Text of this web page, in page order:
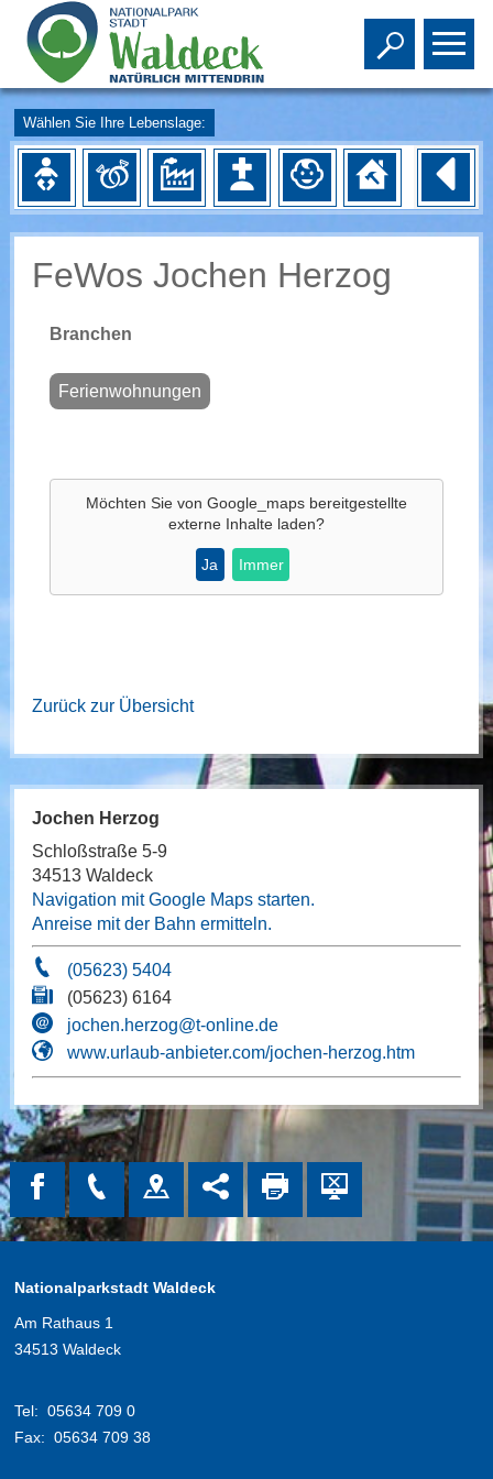
Toggle
Wählen Sie Ihre Lebenslage:
FeWos Jochen Herzog
Branchen
Ferienwohnungen
Möchten Sie von Google_mapsbereitgestellte
externe Inhalte laden?
Ja Immer
Zurück zur Übersicht
Jochen Herzog
Schloßstraße 5-9
34513 Waldeck
Navigation mit Google Maps starten.
Anreise mit der Bahn ermitteln.
(05623) 5404
(05623) 6164
jochen.herzog@t-online.de
www.urlaub-anbieter.com/jochen-herzog.htm
Nationalparkstadt Waldeck
Am Rathaus 1
34513 Waldeck
Tel: 05634 709 0
Fax: 05634 709 38